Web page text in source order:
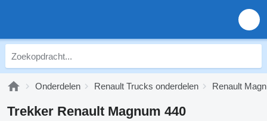
Onderdelen Renault Trucks onderdelen Renault
Trekker Renault Magnum 440